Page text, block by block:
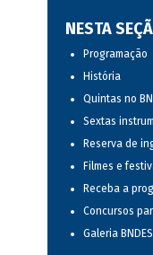
NESTA
Programação
História
Quintas no
Sextas
Reserva de
Filmes e
Receba a
Concursos
Galeria BNDES